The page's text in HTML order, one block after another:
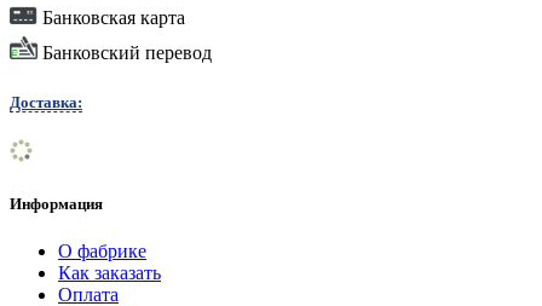
Банковская карта
Банковский перевод
Доставка:
Информация
О фабрике
Как заказать
Оплата